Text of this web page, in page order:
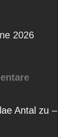
2026
Antal zu –